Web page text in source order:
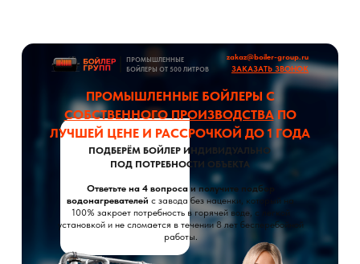
Ответьте на 4 вопроса и получите подбор
водонагревателей с завода без наценки, который на
100% закроет потребность в горячей воде, с легкой
установкой и не сломается в течении 8 лет бесперебойной
работы.
ПРОМЫШЛЕННЫЕ БОЙЛЕРЫ С
СОБСТВЕННОГО ПРОИЗВОДСТВАПО
ЛУЧШЕЙ ЦЕНЕ И РАССРОЧКОЙ ДО 1 ГОДА
ПОДБЕРЁМ БОЙЛЕР ИНДИВИДУАЛЬНО
ПОД ПОТРЕБНОСТИ ОБЪЕКТА
ПРОМЫШЛЕННЫЕ
БОЙЛЕРЫ ОТ 500 ЛИТРОВ
zakaz@boiler-group.ru
ЗАКАЗАТЬ ЗВОНОК